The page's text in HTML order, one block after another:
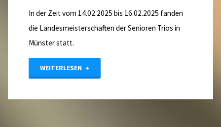
In der Zeit vom 14.02.2025 bis 16.02.2025 fanden
die Landesmeisterschaften der Senioren Trios in
Münster statt.
WEITERLESEN "Landesmeister